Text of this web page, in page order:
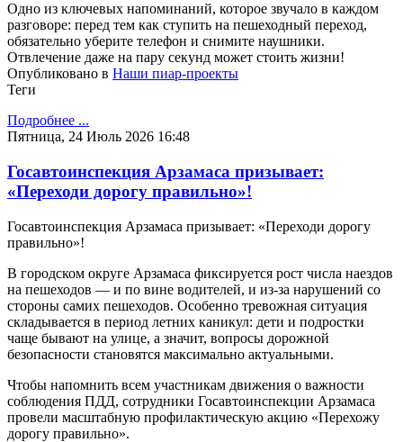
Одно из ключевых напоминаний, которое звучало в каждом
разговоре: перед тем как ступить на пешеходный переход,
обязательно уберите телефон и снимите наушники.
Отвлечение даже на пару секунд может стоить жизни!
Опубликовано в Наши пиар-проекты
Теги
Подробнее ...
Пятница, 24 Июль 2026 16:48
Госавтоинспекция Арзамаса призывает:
«Переходи дорогу правильно»!
Госавтоинспекция Арзамаса призывает: «Переходи дорогу
правильно»!
В городском округе Арзамаса фиксируется рост числа наездов
на пешеходов — и по вине водителей, и из‑за нарушений со
стороны самих пешеходов. Особенно тревожная ситуация
складывается в период летних каникул: дети и подростки
чаще бывают на улице, а значит, вопросы дорожной
безопасности становятся максимально актуальными.
Чтобы напомнить всем участникам движения о важности
соблюдения ПДД, сотрудники Госавтоинспекции Арзамаса
провели масштабную профилактическую акцию «Перехожу
дорогу правильно».